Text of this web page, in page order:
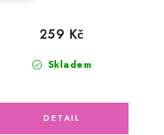
Skladem
259 Kč